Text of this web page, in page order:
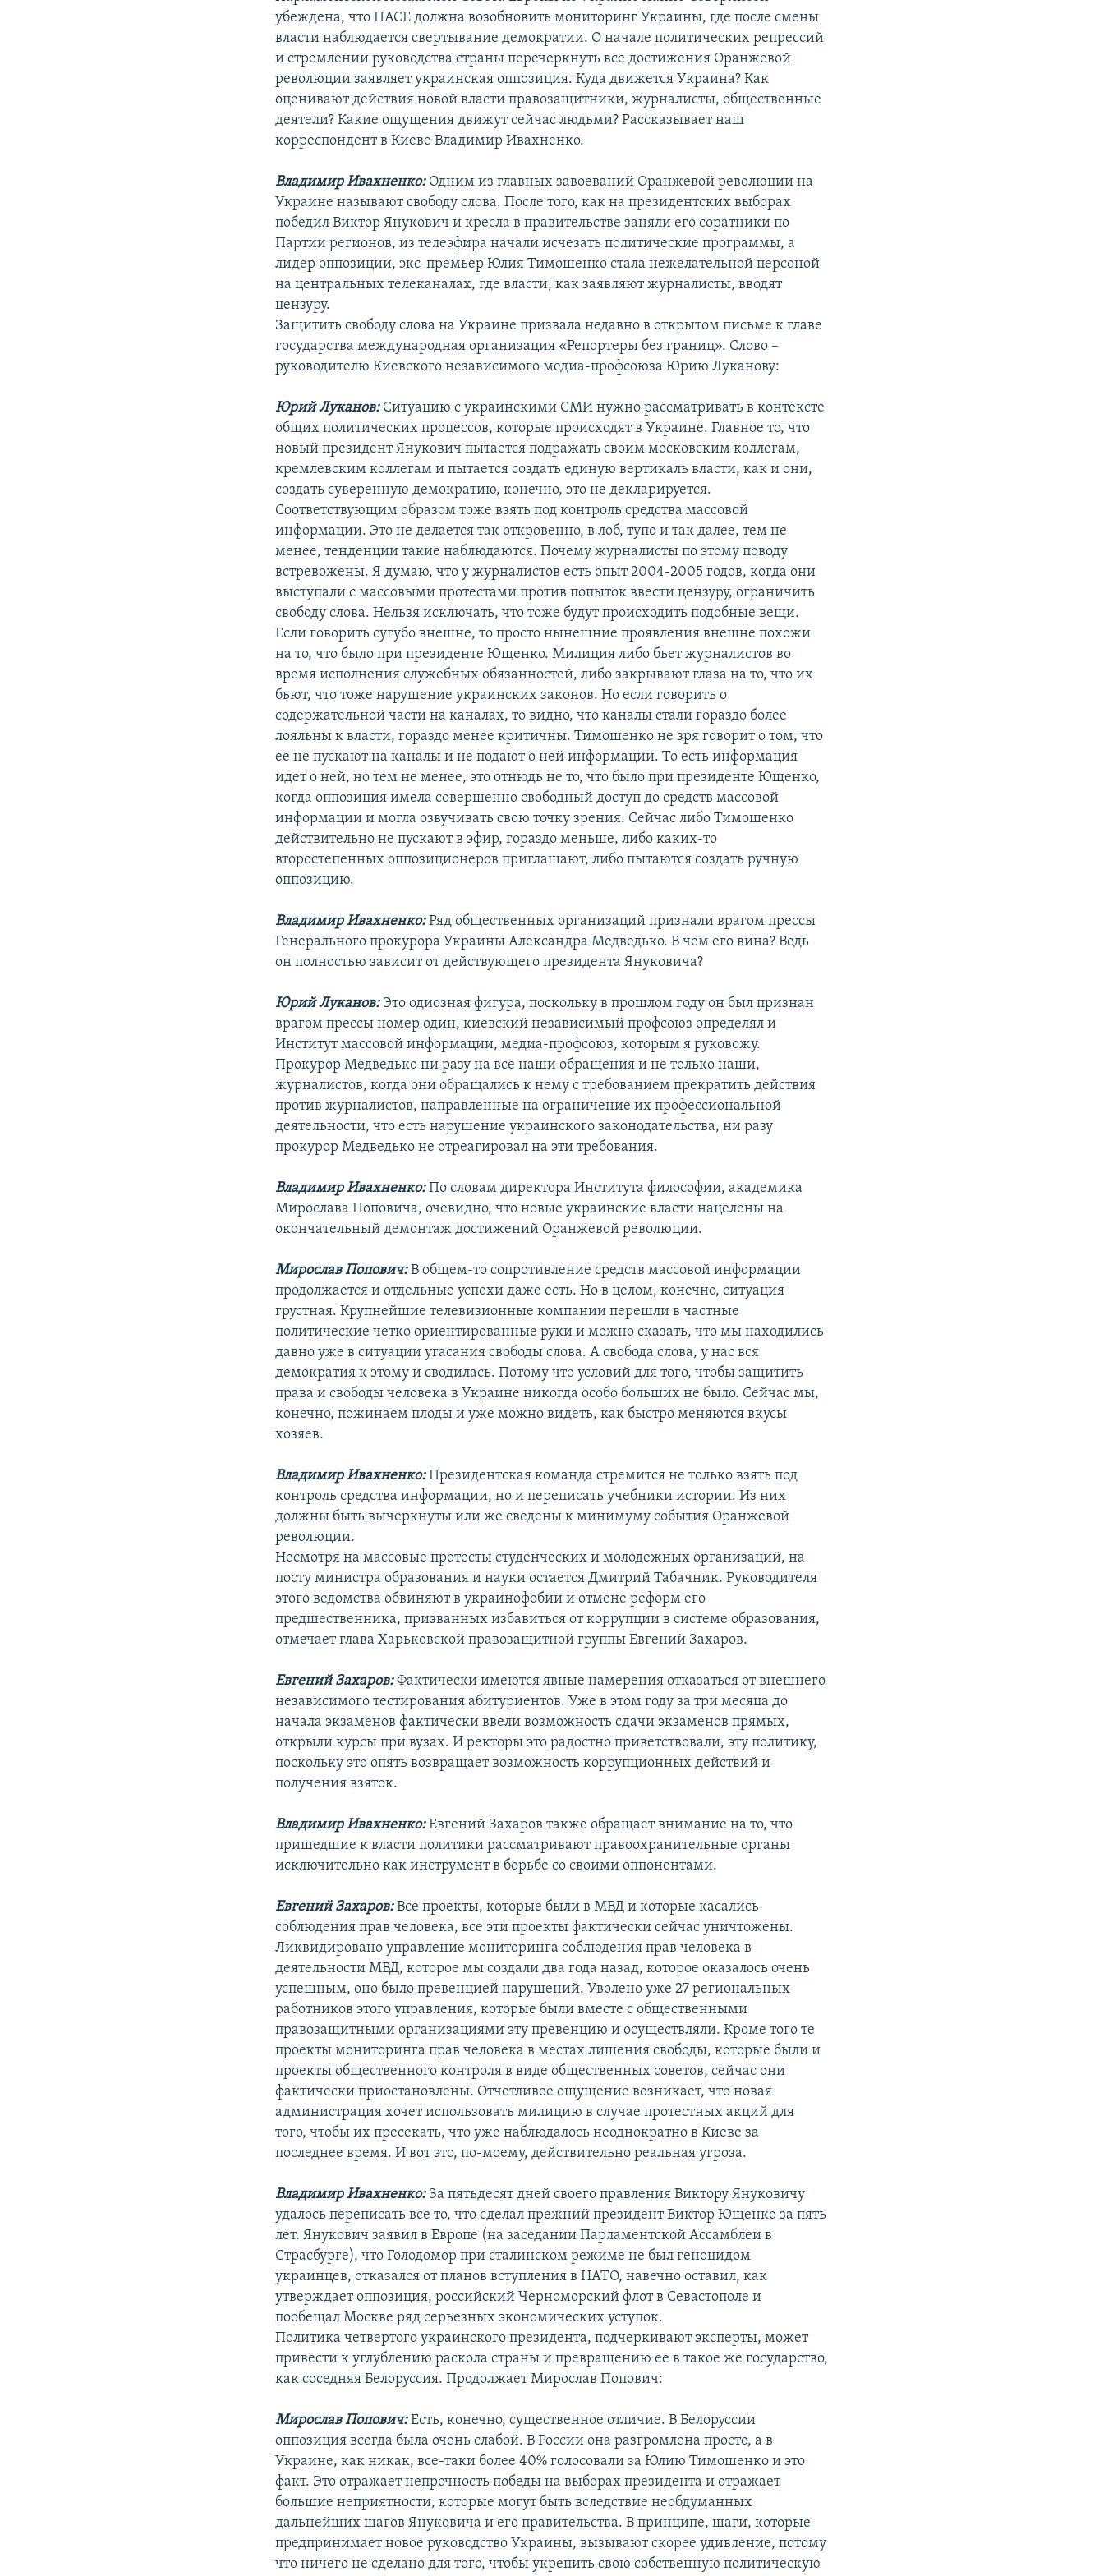
убеждена, что ПАСЕ должна возобновить мониторинг Украины, где после смены
власти наблюдается свертывание демократии. О начале политических репрессий
и стремлении руководства страны перечеркнуть все достижения Оранжевой
революции заявляет украинская оппозиция. Куда движется Украина? Как
оценивают действия новой власти правозащитники, журналисты, общественные
деятели? Какие ощущения движут сейчас людьми? Рассказывает наш
корреспондент в Киеве Владимир Ивахненко.
Владимир Ивахненко: Одним из главных завоеваний Оранжевой революции на
Украине называют свободу слова. После того, как на президентских выборах
победил Виктор Янукович и кресла в правительстве заняли его соратники по
Партии регионов, из телеэфира начали исчезать политические программы, а
лидер оппозиции, экс-премьер Юлия Тимошенко стала нежелательной персоной
на центральных телеканалах, где власти, как заявляют журналисты, вводят
цензуру.
Защитить свободу слова на Украине призвала недавно в открытом письме к главе
государства международная организация «Репортеры без границ». Слово –
руководителю Киевского независимого медиа-профсоюза Юрию Луканову:
Юрий Луканов: Ситуацию с украинскими СМИ нужно рассматривать в контексте
общих политических процессов, которые происходят в Украине. Главное то, что
новый президент Янукович пытается подражать своим московским коллегам,
кремлевским коллегам и пытается создать единую вертикаль власти, как и они,
создать суверенную демократию, конечно, это не декларируется.
Соответствующим образом тоже взять под контроль средства массовой
информации. Это не делается так откровенно, в лоб, тупо и так далее, тем не
менее, тенденции такие наблюдаются. Почему журналисты по этому поводу
встревожены. Я думаю, что у журналистов есть опыт 2004-2005 годов, когда они
выступали с массовыми протестами против попыток ввести цензуру, ограничить
свободу слова. Нельзя исключать, что тоже будут происходить подобные вещи.
Если говорить сугубо внешне, то просто нынешние проявления внешне похожи
на то, что было при президенте Ющенко. Милиция либо бьет журналистов во
время исполнения служебных обязанностей, либо закрывают глаза на то, что их
бьют, что тоже нарушение украинских законов. Но если говорить о
содержательной части на каналах, то видно, что каналы стали гораздо более
лояльны к власти, гораздо менее критичны. Тимошенко не зря говорит о том, что
ее не пускают на каналы и не подают о ней информации. То есть информация
идет о ней, но тем не менее, это отнюдь не то, что было при президенте Ющенко,
когда оппозиция имела совершенно свободный доступ до средств массовой
информации и могла озвучивать свою точку зрения. Сейчас либо Тимошенко
действительно не пускают в эфир, гораздо меньше, либо каких-то
второстепенных оппозиционеров приглашают, либо пытаются создать ручную
оппозицию.
Владимир Ивахненко:Ряд общественных организаций признали врагом прессы
Генерального прокурора Украины Александра Медведько. В чем его вина? Ведь
он полностью зависит от действующего президента Януковича?
Юрий Луканов: Это одиозная фигура, поскольку в прошлом году он был признан
врагом прессы номер один, киевский независимый профсоюз определял и
Институт массовой информации, медиа-профсоюз, которым я руковожу.
Прокурор Медведько ни разу на все наши обращения и не только наши,
журналистов, когда они обращались к нему с требованием прекратить действия
против журналистов, направленные на ограничение их профессиональной
деятельности, что есть нарушение украинского законодательства, ни разу
прокурор Медведько не отреагировал на эти требования.
Владимир Ивахненко:По словам директора Института философии, академика
Мирослава Поповича, очевидно, что новые украинские власти нацелены на
окончательный демонтаж достижений Оранжевой революции.
Мирослав Попович:В общем-то сопротивление средств массовой информации
продолжается и отдельные успехи даже есть. Но в целом, конечно, ситуация
грустная. Крупнейшие телевизионные компании перешли в частные
политические четко ориентированные руки и можно сказать, что мы находились
давно уже в ситуации угасания свободы слова. А свобода слова, у нас вся
демократия к этому и сводилась. Потому что условий для того, чтобы защитить
права и свободы человека в Украине никогда особо больших не было. Сейчас мы,
конечно, пожинаем плоды и уже можно видеть, как быстро меняются вкусы
хозяев.
Владимир Ивахненко:Президентская команда стремится не только взять под
контроль средства информации, но и переписать учебники истории. Из них
должны быть вычеркнуты или же сведены к минимуму события Оранжевой
революции.
Несмотря на массовые протесты студенческих и молодежных организаций, на
посту министра образования и науки остается Дмитрий Табачник. Руководителя
этого ведомства обвиняют в украинофобии и отмене реформ его
предшественника, призванных избавиться от коррупции в системе образования,
отмечает глава Харьковской правозащитной группы Евгений Захаров.
Евгений Захаров:Фактически имеются явные намерения отказаться от внешнего
независимого тестирования абитуриентов. Уже в этом году за три месяца до
начала экзаменов фактически ввели возможность сдачи экзаменов прямых,
открыли курсы при вузах. И ректоры это радостно приветствовали, эту политику,
поскольку это опять возвращает возможность коррупционных действий и
получения взяток.
Владимир Ивахненко:Евгений Захаров также обращает внимание на то, что
пришедшие к власти политики рассматривают правоохранительные органы
исключительно как инструмент в борьбе со своими оппонентами.
Евгений Захаров:Все проекты, которые были в МВД и которые касались
соблюдения прав человека, все эти проекты фактически сейчас уничтожены.
Ликвидировано управление мониторинга соблюдения прав человека в
деятельности МВД, которое мы создали два года назад, которое оказалось очень
успешным, оно было превенцией нарушений. Уволено уже 27 региональных
работников этого управления, которые были вместе с общественными
правозащитными организациями эту превенцию и осуществляли. Кроме того те
проекты мониторинга прав человека в местах лишения свободы, которые были и
проекты общественного контроля в виде общественных советов, сейчас они
фактически приостановлены. Отчетливое ощущение возникает, что новая
администрация хочет использовать милицию в случае протестных акций для
того, чтобы их пресекать, что уже наблюдалось неоднократно в Киеве за
последнее время. И вот это, по-моему, действительно реальная угроза.
Владимир Ивахненко: За пятьдесят дней своего правления Виктору Януковичу
удалось переписать все то, что сделал прежний президент Виктор Ющенко за пять
лет. Янукович заявил в Европе (на заседании Парламентской Ассамблеи в
Страсбурге), что Голодомор при сталинском режиме не был геноцидом
украинцев, отказался от планов вступления в НАТО, навечно оставил, как
утверждает оппозиция, российский Черноморский флот в Севастополе и
пообещал Москве ряд серьезных экономических уступок.
Политика четвертого украинского президента, подчеркивают эксперты, может
привести к углублению раскола страны и превращению ее в такое же государство,
как соседняя Белоруссия. Продолжает Мирослав Попович:
Мирослав Попович:Есть, конечно, существенное отличие. В Белоруссии
оппозиция всегда была очень слабой. В России она разгромлена просто, а в
Украине, как никак, все-таки более 40% голосовали за Юлию Тимошенко и это
факт. Это отражает непрочность победы на выборах президента и отражает
большие неприятности, которые могут быть вследствие необдуманных
дальнейших шагов Януковича и его правительства. В принципе, шаги, которые
предпринимает новое руководство Украины, вызывают скорее удивление, потому
что ничего не сделано для того, чтобы укрепить свою собственную политическую